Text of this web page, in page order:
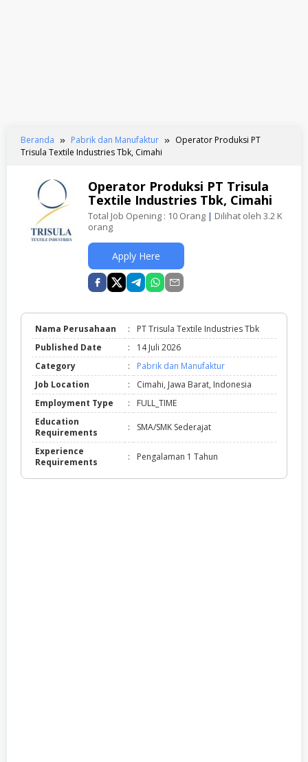
Beranda Pabrik dan Manufaktur
Operator Produksi PT
Trisula Textile Industries Tbk, Cimahi
Operator Produksi PT Trisula
Textile Industries Tbk, Cimahi
Total Job Opening : 10 Orang | Dilihat oleh 3.2 K
orang
Apply Here
Nama Perusahaan :
PT Trisula Textile Industries Tbk
Published Date
:
14 Juli 2026
Category
:
Pabrik dan Manufaktur
Job Location
:
Cimahi, Jawa Barat, Indonesia
Employment Type
:
FULL_TIME
Education
Requirements
: SMA/SMK Sederajat
Experience
Requirements
: Pengalaman 1 Tahun